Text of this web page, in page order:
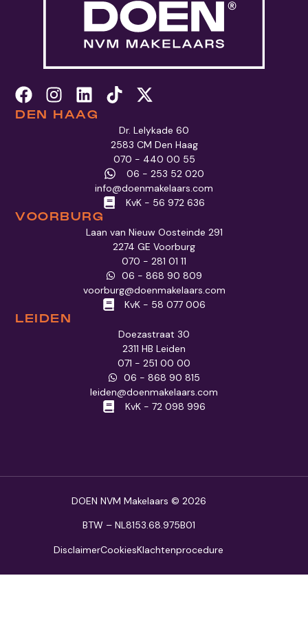
DEN HAAG
Dr. Lelykade 60
2583 CM Den Haag
070 - 440 00 55
06 - 253 52 020
info@doenmakelaars.com
KvK - 56 972 636
VOORBURG
Laan van Nieuw Oosteinde 291
2274 GE Voorburg
070 - 281 01 11
06 - 868 90 809
voorburg@doenmakelaars.com
KvK - 58 077 006
LEIDEN
Doezastraat 30
2311 HB Leiden
071 - 251 00 00
06 - 868 90 815
leiden@doenmakelaars.com
KvK - 72 098 996
DOEN NVM Makelaars © 2026
BTW – NL8153.68.975B01
DisclaimerCookiesKlachtenprocedure